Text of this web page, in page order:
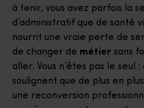
à tenir, vous avez parfois la
d’administratif que de santé
nourrit une vraie perte de
de changer de métier sans
aller. Vous n’êtes pas le seul
soulignent que de plus en
une reconversion